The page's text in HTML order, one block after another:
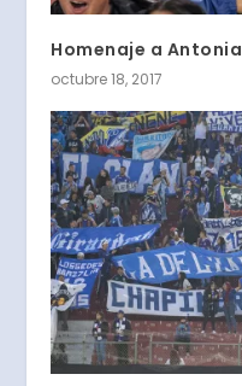
Homenaje a Antonia
octubre 18, 2017